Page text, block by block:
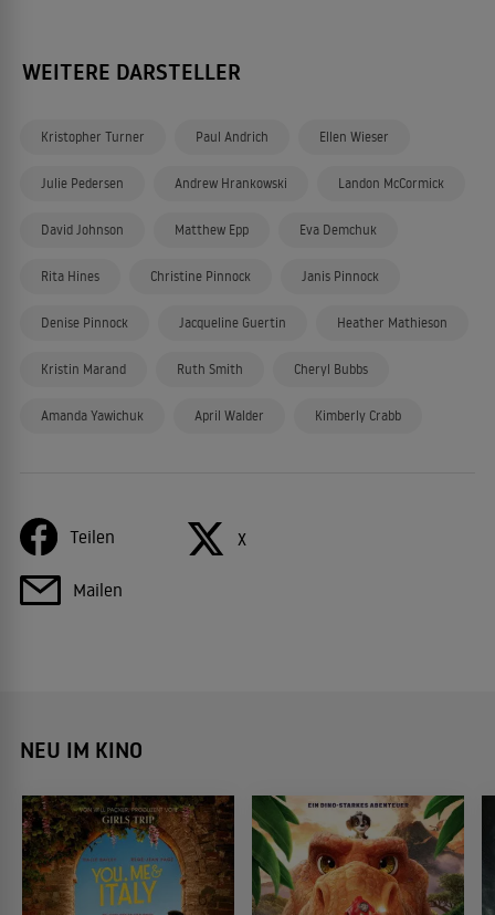
WEITERE DARSTELLER
Kristopher Turner Paul Andrich Ellen Wieser
Julie Pedersen Andrew Hrankowski Landon McCormick
David Johnson Matthew Epp Eva Demchuk
Rita Hines Christine Pinnock Janis Pinnock
Denise Pinnock Jacqueline Guertin Heather Mathieson
Kristin Marand Ruth Smith Cheryl Bubbs
Amanda Yawichuk April Walder Kimberly Crabb
Teilen X
Mailen
NEU IM KINO